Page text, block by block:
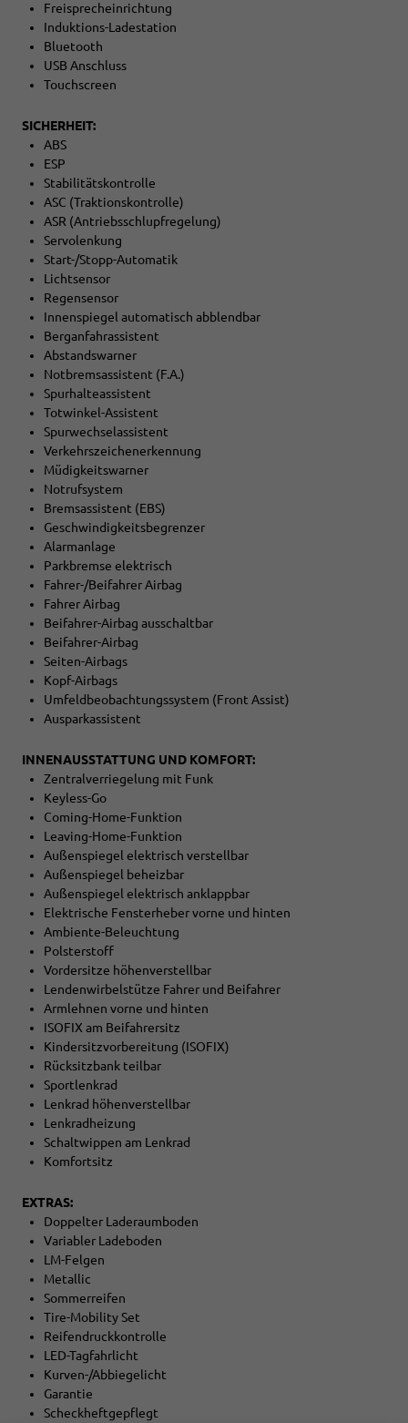
Freisprecheinrichtung
Induktions-Ladestation
Bluetooth
USB Anschluss
Touchscreen
SICHERHEIT:
ABS
ESP
Stabilitätskontrolle
ASC (Traktionskontrolle)
ASR (Antriebsschlupfregelung)
Servolenkung
Start-/Stopp-Automatik
Lichtsensor
Regensensor
Innenspiegel automatisch abblendbar
Berganfahrassistent
Abstandswarner
Notbremsassistent (F.A.)
Spurhalteassistent
Totwinkel-Assistent
Spurwechselassistent
Verkehrszeichenerkennung
Müdigkeitswarner
Notrufsystem
Bremsassistent (EBS)
Geschwindigkeitsbegrenzer
Alarmanlage
Parkbremse elektrisch
Fahrer-/Beifahrer Airbag
Fahrer Airbag
Beifahrer-Airbag ausschaltbar
Beifahrer-Airbag
Seiten-Airbags
Kopf-Airbags
Umfeldbeobachtungssystem (Front Assist)
Ausparkassistent
INNENAUSSTATTUNG UND KOMFORT:
Zentralverriegelung mit Funk
Keyless-Go
Coming-Home-Funktion
Leaving-Home-Funktion
Außenspiegel elektrisch verstellbar
Außenspiegel beheizbar
Außenspiegel elektrisch anklappbar
Elektrische Fensterheber vorne und hinten
Ambiente-Beleuchtung
Polsterstoff
Vordersitze höhenverstellbar
Lendenwirbelstütze Fahrer und Beifahrer
Armlehnen vorne und hinten
ISOFIX am Beifahrersitz
Kindersitzvorbereitung (ISOFIX)
Rücksitzbank teilbar
Sportlenkrad
Lenkrad höhenverstellbar
Lenkradheizung
Schaltwippen am Lenkrad
Komfortsitz
EXTRAS:
Doppelter Laderaumboden
Variabler Ladeboden
LM-Felgen
Metallic
Sommerreifen
Tire-Mobility Set
Reifendruckkontrolle
LED-Tagfahrlicht
Kurven-/Abbiegelicht
Garantie
Scheckheftgepflegt